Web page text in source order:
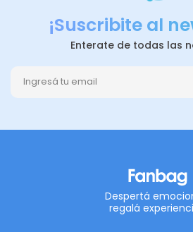
¡Suscribite al
Enterate de todas las
Despertá
regalá